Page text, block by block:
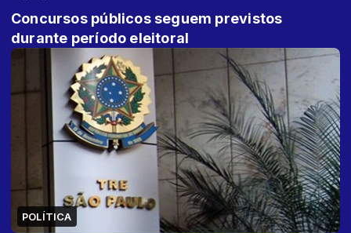
Concursos públicos seguem previstos
durante período eleitoral
POLÍTICA